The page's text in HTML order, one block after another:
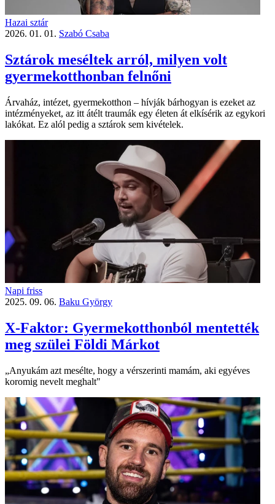
Hazai sztár
2026. 01. 01. Szabó Csaba
Sztárok meséltek arról, milyen volt
gyermekotthonban felnőni
Árvaház, intézet, gyermekotthon – hívják bárhogyan is ezeket az
intézményeket, az itt átélt traumák egy életen át elkísérik az egykori
lakókat. Ez alól pedig a sztárok sem kivételek.
Napi friss
2025. 09. 06. Baku György
X-Faktor: Gyermekotthonból mentették
meg szülei Földi Márkot
„Anyukám azt mesélte, hogy a vérszerinti mamám, aki egyéves
koromig nevelt meghalt"